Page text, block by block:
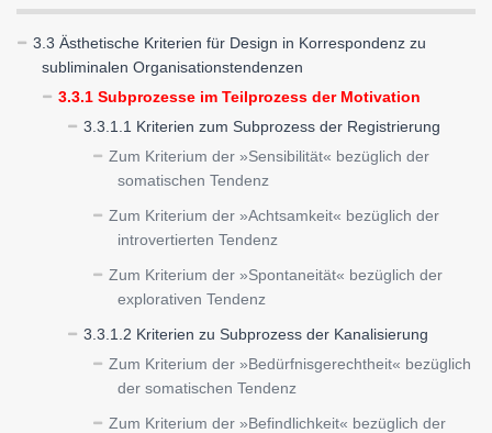
3.3 Ästhetische Kriterien für Design in Korrespondenz zu
subliminalen Organisationstendenzen
3.3.1 Subprozesse im Teilprozess der Motivation
3.3.1.1 Kriterien zum Subprozess der Registrierung
Zum Kriterium der »Sensibilität« bezüglich der
somatischen Tendenz
Zum Kriterium der »Achtsamkeit« bezüglich der
introvertierten Tendenz
Zum Kriterium der »Spontaneität« bezüglich der
explorativen Tendenz
3.3.1.2 Kriterien zu Subprozess der Kanalisierung
Zum Kriterium der »Bedürfnisgerechtheit« bezüglich
der somatischen Tendenz
Zum Kriterium der »Befindlichkeit« bezüglich der